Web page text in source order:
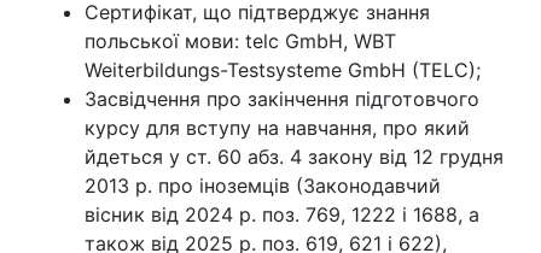
Сертифікат, що підтверджує знання
польської мови: telc GmbH, WBT
Weiterbildungs-Testsysteme GmbH (TELC);
Засвідчення про закінчення підготовчого
курсу для вступу на навчання, про який
йдеться у ст. 60 абз. 4 закону від 12 грудня
2013 р. про іноземців (Законодавчий
вісник від 2024 р. поз. 769, 1222 і 1688, а
також від 2025 р. поз. 619, 621 і 622),